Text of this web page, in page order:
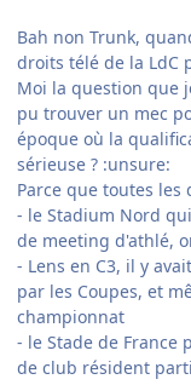
Bah non Trunk,
droits télé de la LdC
Moi la question que
pu trouver un mec
époque où la
sérieuse ? :unsure:
Parce que toutes les
- le Stadium Nord
de meeting d'athlé,
- Lens en C3, il y
par les Coupes, et
championnat
- le Stade de France
de club résident